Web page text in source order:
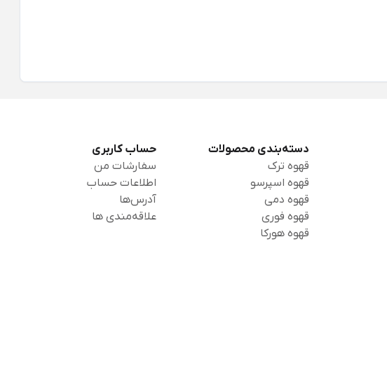
دسته‌بندی محصولات
قهوه ترک
قهوه اسپرسو
قهوه دمی
قهوه فوری
قهوه هورکا
حساب کاربری
سفارشات من
اطلاعات حساب
آدرس‌ها
علاقه‌مندی ها